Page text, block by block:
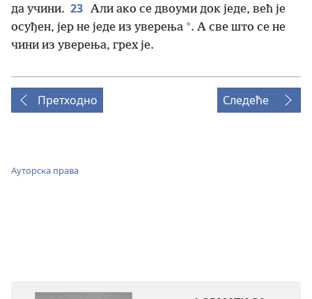
да учини. 23 Али ако се двоуми док једе, већ је
осуђен, јер не једе из уверења *. А све што се не
чини из уверења, грех је.
Претходно Следеће
Ауторска права